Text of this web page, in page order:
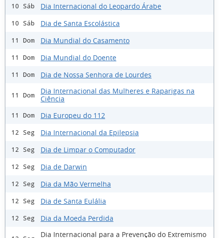
10 Sáb Dia Internacional do Leopardo Árabe
10 Sáb Dia de Santa Escolástica
11 Dom Dia Mundial do Casamento
11 Dom Dia Mundial do Doente
11 Dom Dia de Nossa Senhora de Lourdes
11 Dom
Dia Internacional das Mulheres e Raparigas na
Ciência
11 Dom Dia Europeu do 112
12 Seg Dia Internacional da Epilepsia
12 Seg Dia de Limpar o Computador
12 Seg Dia de Darwin
12 Seg Dia da Mão Vermelha
12 Seg Dia de Santa Eulália
12 Seg Dia da Moeda Perdida
Dia Internacional para a Prevenção do Extremismo